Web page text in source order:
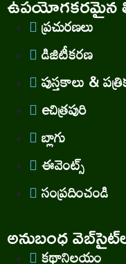
ప్రచురణలు
డిజిటీకరణ
పుస్తకాలు &
eచిత్రపురి
బ్లాగు
ఈవెంట్స్
సంప్రదించండి
అనుబంధ
కథానిలయం